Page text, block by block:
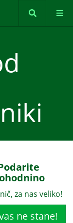
za nas veliko!
ne stane!